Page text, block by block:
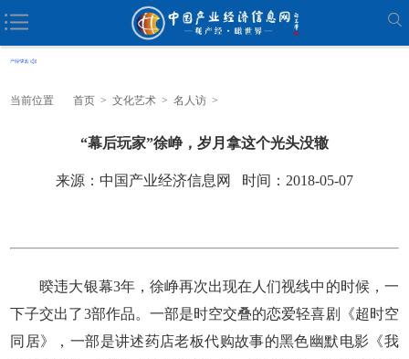
当前位置 首页 > 文化艺术 > 名人访 >
“幕后玩家”徐峥，岁月拿这个光头没辙
来源：中国产业经济信息网 时间：2018-05-07
暌违大银幕3年，徐峥再次出现在人们视线中的时候，一
下子交出了3部作品。一部是时空交叠的恋爱轻喜剧《超时空
同居》，一部是讲述药店老板代购故事的黑色幽默电影《我